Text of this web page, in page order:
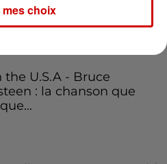
the U.S.A - Bruce
: la chanson que
mes choix